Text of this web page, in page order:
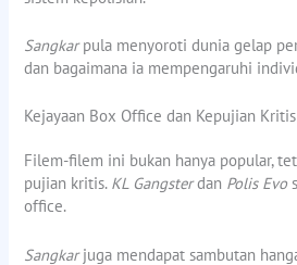
Sangkarpula menyoroti dunia gelap
dan bagaimana ia mempengaruhi
Kejayaan Box Office dan Kepujian Kritis
Filem-filem ini bukan hanya popular,
pujian kritis. KL Gangsterdan Polis Evo
office.
Sangkarjuga mendapat sambutan